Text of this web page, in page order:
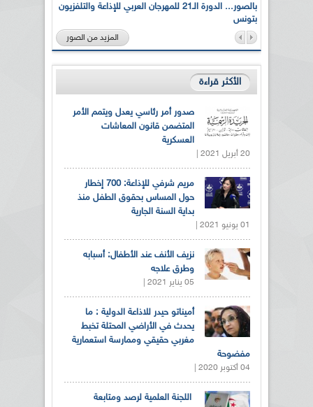
بالصور... الدورة الـ21 للمهرجان العربي للإذاعة والتلفزيون
بتونس
المزيد من الصور
الأكثر قراءة
صدور أمر رئاسي يعدل ويتمم الأمر
المتضمن قانون المعاشات
العسكرية
20 أبريل 2021 |
مريم شرفي للإذاعة: 700 إخطار
حول المساس بحقوق الطفل منذ
بداية السنة الجارية
01 يونيو 2021 |
نزيف الأنف عند الأطفال: أسبابه
وطرق علاجه
05 يناير 2021 |
أميناتو حيدر للاذاعة الدولية : ما
يحدث في الأراضي المحتلة تخبط
مغربي حقيقي وممارسة استعمارية
مفضوحة
04 أكتوبر 2020 |
اللجنة العلمية لرصد ومتابعة